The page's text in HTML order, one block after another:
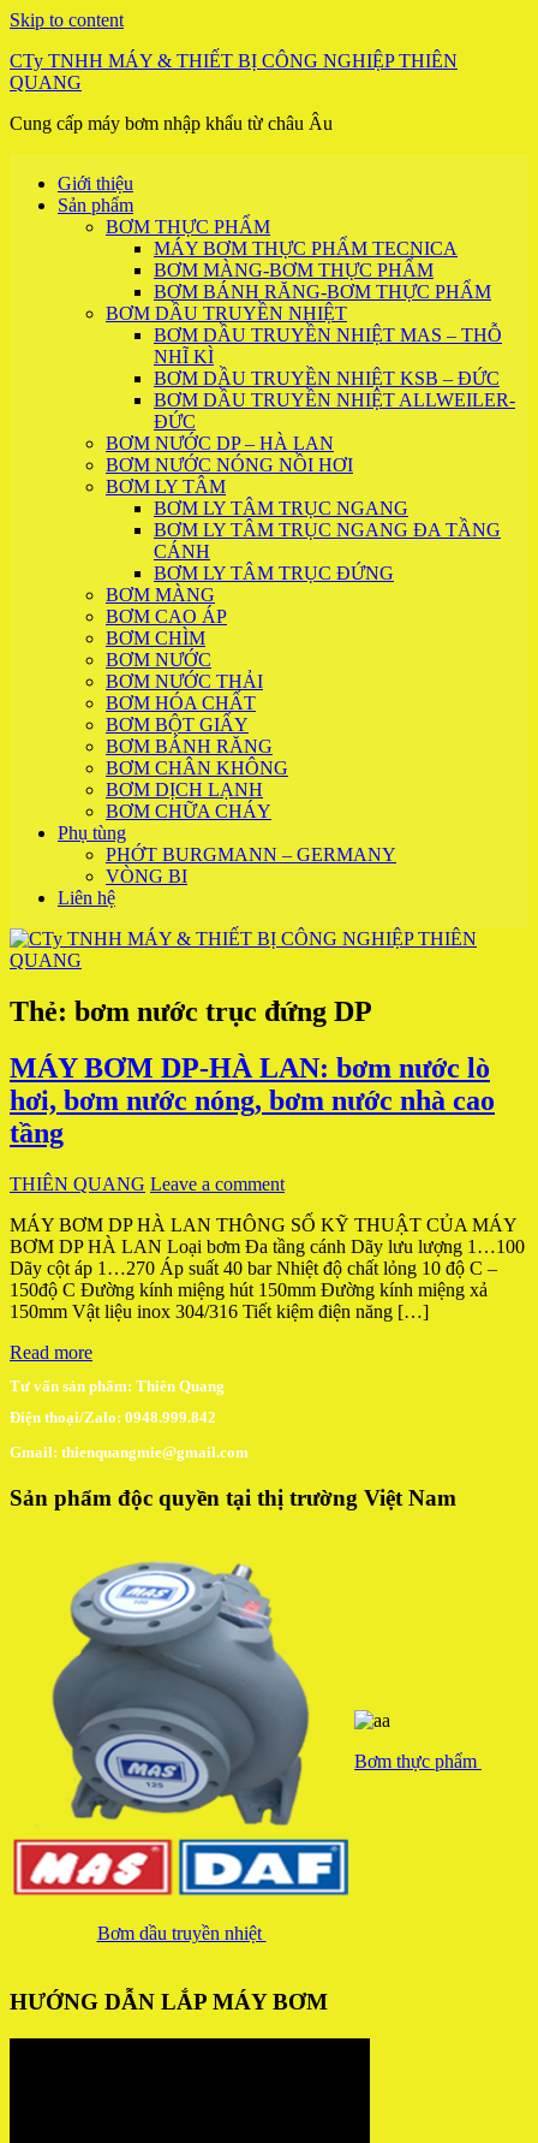
Skip to content
CTy TNHH MÁY & THIẾT BỊ CÔNG NGHIỆP THIÊN
QUANG
Cung cấp máy bơm nhập khẩu từ châu Âu
Giới thiệu
Sản phẩm
BƠM THỰC PHẨM
MÁY BƠM THỰC PHẨM TECNICA
BƠM MÀNG-BƠM THỰC PHẨM
BƠM BÁNH RĂNG-BƠM THỰC PHẨM
BƠM DẦU TRUYỀN NHIỆT
BƠM DẦU TRUYỀN NHIỆT MAS – THỖ
NHĨ KÌ
BƠM DẦU TRUYỀN NHIỆT KSB – ĐỨC
BƠM DẦU TRUYỀN NHIỆT ALLWEILER-
ĐỨC
BƠM NƯỚC DP – HÀ LAN
BƠM NƯỚC NÓNG NỒI HƠI
BƠM LY TÂM
BƠM LY TÂM TRỤC NGANG
BƠM LY TÂM TRỤC NGANG ĐA TẦNG
CÁNH
BƠM LY TÂM TRỤC ĐỨNG
BƠM MÀNG
BƠM CAO ÁP
BƠM CHÌM
BƠM NƯỚC
BƠM NƯỚC THẢI
BƠM HÓA CHẤT
BƠM BỘT GIẤY
BƠM BÁNH RĂNG
BƠM CHÂN KHÔNG
BƠM DỊCH LẠNH
BƠM CHỮA CHÁY
Phụ tùng
PHỚT BURGMANN – GERMANY
VÒNG BI
Liên hệ
Thẻ: bơm nước trục đứng DP
MÁY BƠM DP-HÀ LAN: bơm nước lò
hơi, bơm nước nóng, bơm nước nhà cao
tầng
THIÊN QUANG Leave a comment
MÁY BƠM DP HÀ LAN THÔNG SỐ KỸ THUẬT CỦA MÁY
BƠM DP HÀ LAN Loại bơm Đa tầng cánh Dãy lưu lượng 1…100
Dãy cột áp 1…270 Áp suất 40 bar Nhiệt độ chất lỏng 10 độ C –
150độ C Đường kính miệng hút 150mm Đường kính miệng xả
150mm Vật liệu inox 304/316 Tiết kiệm điện năng […]
Read more
Tư vấn sản phẩm: Thiên Quang
Điện thoại/Zalo: 0948.999.842
Gmail: thienquangmie@gmail.com
Sản phẩm độc quyền tại thị trường Việt Nam
Bơm dầu truyền nhiệt
Bơm thực phẩm
HƯỚNG DẪN LẮP MÁY BƠM